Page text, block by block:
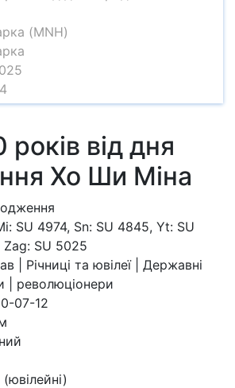
(MNH)
від дня
Хо Ши Міна
SU 4974, Sn: SU 4845, Yt: SU
Zag: SU 5025
| Річниці та ювілеї | Державні
| революціонери
07-12